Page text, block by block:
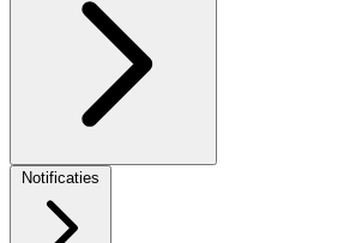
Okta SSODuo SSO
Notificaties